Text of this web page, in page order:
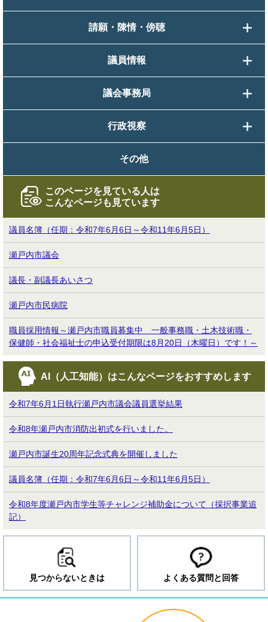
請願・陳情・傍聴
議員情報
議会事務局
行政視察
その他
このページを見ている人は
こんなページも見ています
議員名簿（任期：令和7年6月6日～令和11年6月5日）
瀬戸内市議会
議長・副議長あいさつ
瀬戸内市民病院
職員採用情報～瀬戸内市職員募集中 一般事務職・土木技術職・
保健師・社会福祉士の申込受付期限は8月20日（木曜日）です！～
AI（人工知能）はこんなページをおすすめします
令和7年6月1日執行瀬戸内市議会議員選挙結果
令和8年瀬戸内市消防出初式を行いました。
瀬戸内市誕生20周年記念式典を開催しました
議員名簿（任期：令和7年6月6日～令和11年6月5日）
令和8年度瀬戸内市学生等チャレンジ補助金について（採択事業追
記）
見つからないときは よくある質問と回答